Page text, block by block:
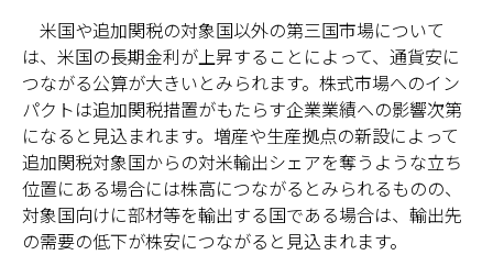
米国や追加関税の対象国以外の第三国市場について
は、米国の長期金利が上昇することによって、通貨安に
つながる公算が大きいとみられます。株式市場へのイン
パクトは追加関税措置がもたらす企業業績への影響次第
になると見込まれます。増産や生産拠点の新設によって
追加関税対象国からの対米輸出シェアを奪うような立ち
位置にある場合には株高につながるとみられるものの、
対象国向けに部材等を輸出する国である場合は、輸出先
の需要の低下が株安につながると見込まれます。